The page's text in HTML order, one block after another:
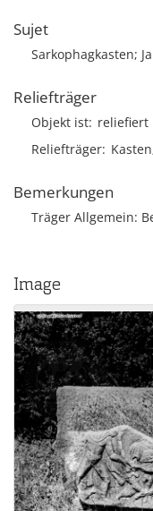
Sujet
Sarkophagkasten;
Reliefträger
Objekt ist reliefiert
Reliefträger
Bemerkungen
Träger Allgemein:
Image